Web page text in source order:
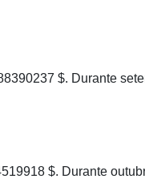
$. Durante
$. Durante